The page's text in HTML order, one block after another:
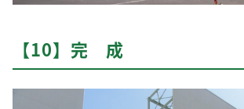
【10】完 成